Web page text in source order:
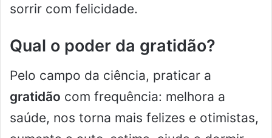
sorrir com felicidade.
Qual o poder da gratidão?
Pelo campo da ciência, praticar a
gratidão com frequência: melhora a
saúde, nos torna mais felizes e otimistas,